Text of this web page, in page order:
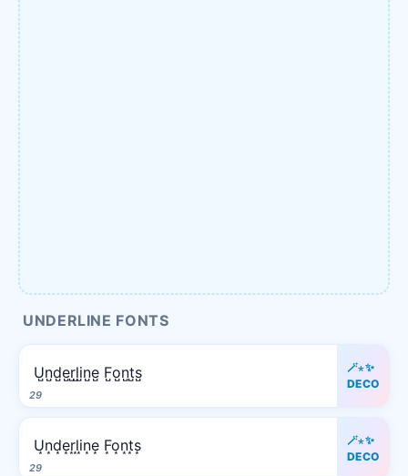
UNDERLINE FONTS
29
U̺n̺d̺e̺r̺l̺i̺n̺e̺ F̺o̺n̺t̺s̺
🪄⋆✨
DECO
29
U͙n͙d͙e͙r͙l͙i͙n͙e͙ F͙o͙n͙t͙s͙
🪄⋆✨
DECO